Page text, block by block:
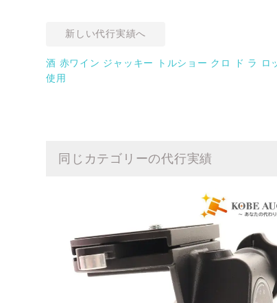
新しい代行実績へ
酒 赤ワイン ジャッキー トルショー クロ ド ラ ロ
使用
同じカテゴリーの代行実績